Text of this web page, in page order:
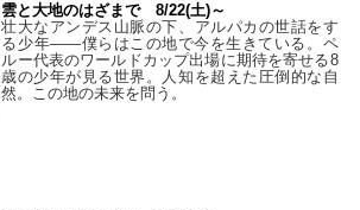
雲と大地のはざまで 8/22(土)～
壮大なアンデス山脈の下、アルパカの世話をす
る少年――僕らはこの地で今を生きている。ペ
ルー代表のワールドカップ出場に期待を寄せる8
歳の少年が見る世界。人知を超えた圧倒的な自
然。この地の未来を問う。